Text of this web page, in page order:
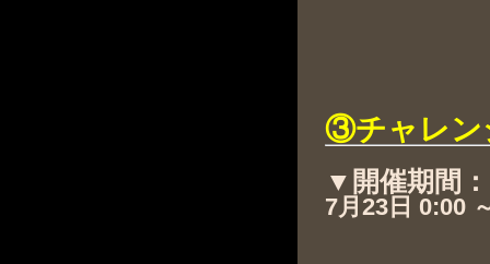
③チャレン
▼開催期間：
7月23日 0:00